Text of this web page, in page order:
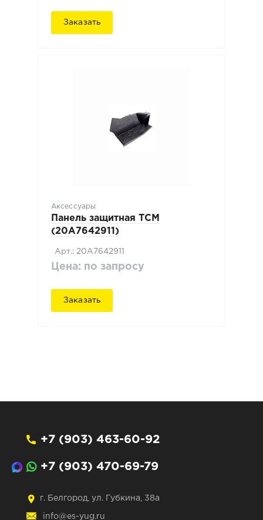
Заказать
Аксессуары
Панель защитная TCM
(20A7642911)
Арт.: 20A7642911
Цена: по запросу
Заказать
+7 (903) 463-60-92
+7 (903) 470-69-79
г. Белгород, ул. Губкина, 38а
info@es-yug.ru